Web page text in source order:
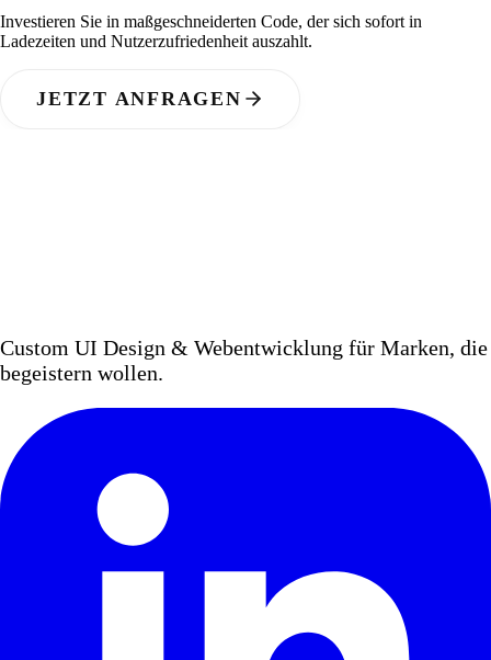
Investieren Sie in maßgeschneiderten Code, der sich sofort in
Ladezeiten und Nutzerzufriedenheit auszahlt.
JETZT ANFRAGEN
Custom UI Design & Webentwicklung für Marken, die
begeistern wollen.